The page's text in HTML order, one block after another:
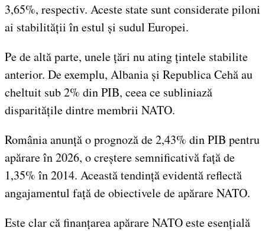
3,65%, respectiv. Aceste state sunt considerate piloni
ai stabilității în estul și sudul Europei.
Pe de altă parte, unele țări nu ating țintele stabilite
anterior. De exemplu, Albania și Republica Cehă au
cheltuit sub 2% din PIB, ceea ce subliniază
disparitățile dintre membrii NATO.
România anunță o prognoză de 2,43% din PIB pentru
apărare în 2026, o creștere semnificativă față de
1,35% în 2014. Această tendință evidentă reflectă
angajamentul față de obiectivele de apărare NATO.
Este clar că finanțarea apărare NATO este esențială